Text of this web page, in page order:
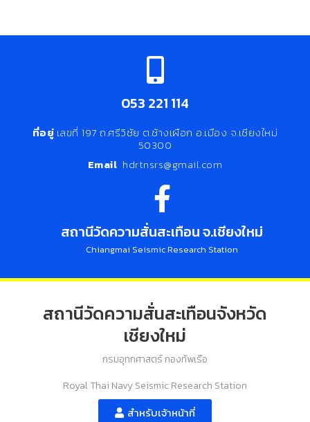
053 221 114
ที่อยู่ เลขที่ 197 ถ.ศรีวิชัย ต.ช้างเผือก อ.เมือง จ.เชียงใหม่
50300
Email hdrtnsrs@gmail.com
สถานีวัดความสั่นสะเทือน จ.เชียงใหม่
Chiangmai Seismic Research Station
สถานีวัดความสั่นสะเทือนจังหวัด
เชียงใหม่
กรมอุทกศาสตร์ กองทัพเรือ
Royal Thai Navy Seismic Research Station
สำหรับเจ้าหน้าที่